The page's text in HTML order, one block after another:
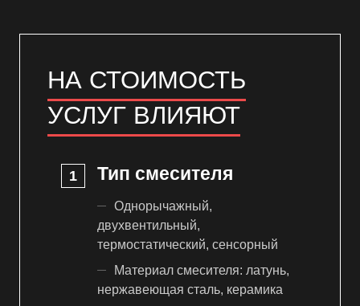
НА СТОИМОСТЬ
УСЛУГ ВЛИЯЮТ
Тип смесителя
Однорычажный,
двухвентильный,
термостатический, сенсорный
Материал смесителя: латунь,
нержавеющая сталь, керамика